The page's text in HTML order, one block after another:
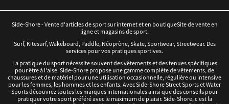
Side-Shore - Vente d'articles de sport sur internet et en boutiqueSite de vente en
ligne et magasins de sport.
Surf, Kitesurf, Wakeboard, Paddle, Néoprène, Skate, Sportwear, Streetwear. Des
services pour vos pratiques sportives.
La pratique du sport nécessite souvent des vêtements et des tenues spécifiques
pour être à l'aise. Side-Shore propose une gamme complète de vêtements, de
chaussures et de matériel pour une utilisation occasionnelle, régulière ou intensive
pour les femmes, les hommes et les enfants. Avec Side-Shore Street Sports et Water
Sports découvrez toutes les marques internationales ainsi que des conseils pour
pratiquer votre sport préféré avec le maximum de plaisir. Side-Shore, c'est la